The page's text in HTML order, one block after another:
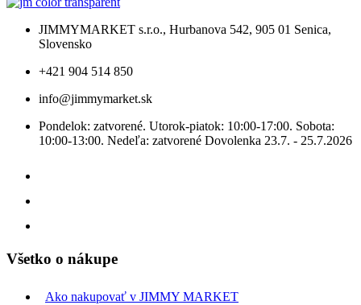
JIMMYMARKET s.r.o., Hurbanova 542, 905 01 Senica,
Slovensko
+421 904 514 850
info@jimmymarket.sk
Pondelok: zatvorené. Utorok-piatok: 10:00-17:00. Sobota:
10:00-13:00. Nedeľa: zatvorené Dovolenka 23.7. - 25.7.2026
Všetko o nákupe
Ako nakupovať v JIMMY MARKET